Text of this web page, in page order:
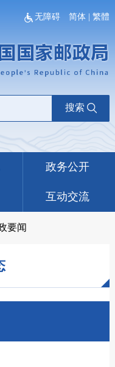
无障碍 简体 |繁體
搜索
政务公开
互动交流
要闻